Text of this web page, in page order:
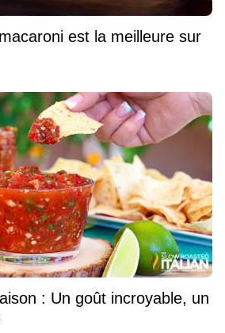
est la meilleure sur
: Un goût incroyable, un